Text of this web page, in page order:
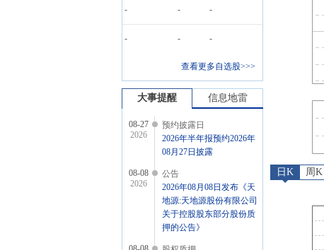
- - -
- - -
查看更多自选股>>>
大事提醒 信息地雷
08-27
2026
预约披露日
2026年半年报预约2026年
08月27日披露
08-08
2026
公告
2026年08月08日发布《天
地源:天地源股份有限公司
关于控股股东部分股份质
押的公告》
日K 周K